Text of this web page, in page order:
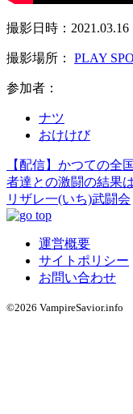
撮影日時：2021.03.16
撮影場所： PLAY
参加者：
ナツ
おけけび
【配信】かつての全
者達との激闘の結果
リザレ一(いち)武闘会
運営概要
サイトポリシー
お問い合わせ
©2026 VampireSavior.info